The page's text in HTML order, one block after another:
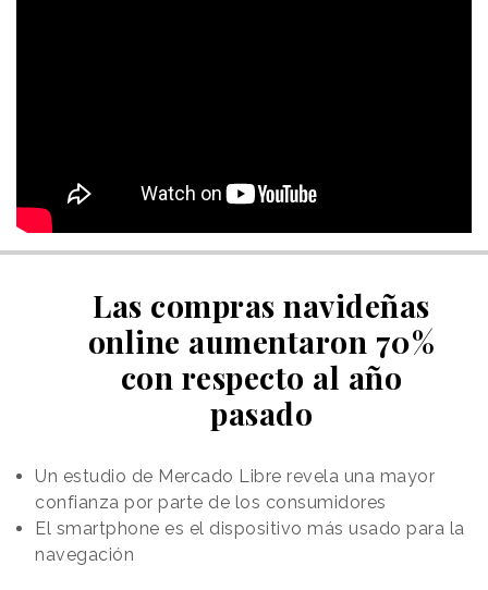
Las compras navideñas
online aumentaron 70%
con respecto al año
pasado
Un estudio de Mercado Libre revela una mayor
confianza por parte de los consumidores
El smartphone es el dispositivo más usado para la
navegación